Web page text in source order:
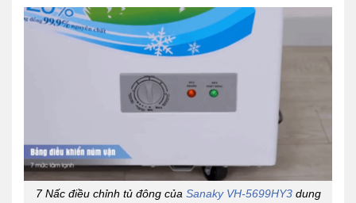
7 Nấc điều chỉnh tủ đông của Sanaky VH-5699HY3dung